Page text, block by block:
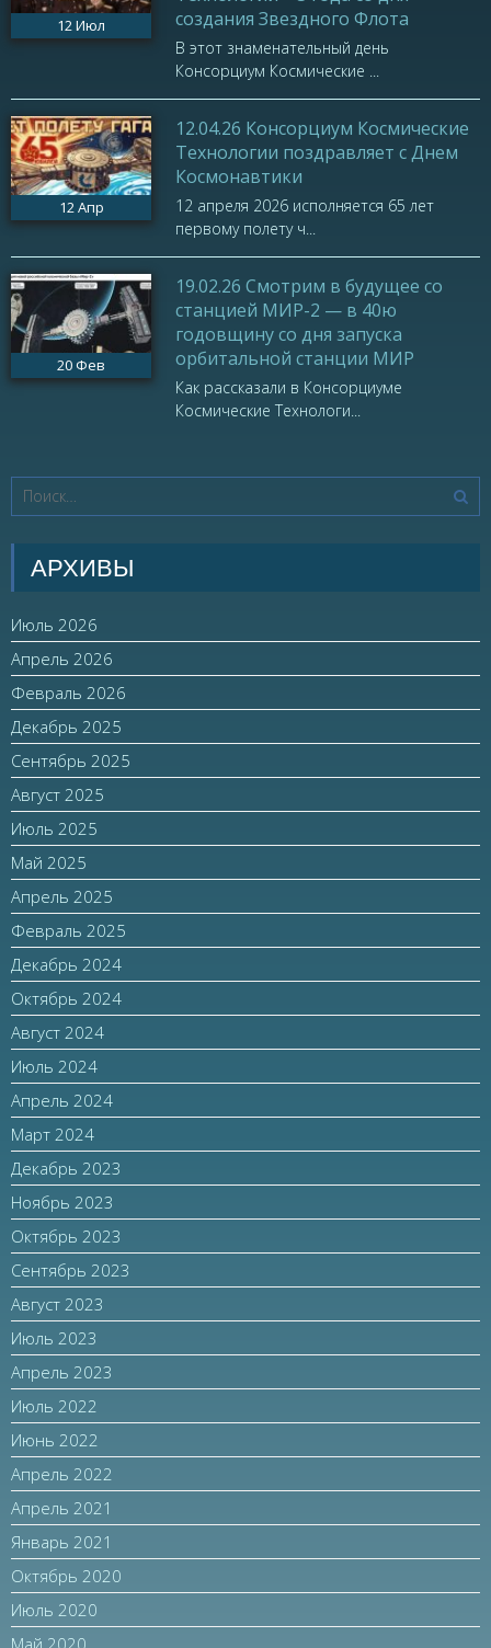
12Июл
создания Звездного Флота
В этот знаменательный день
Консорциум Космические ...
12Апр
12.04.26 Консорциум Космические
Технологии поздравляет с Днем
Космонавтики
12 апреля 2026 исполняется 65 лет
первому полету ч...
20 Фев
19.02.26 Смотрим в будущее со
станцией МИР-2 — в 40ю
годовщину со дня запуска
орбитальной станции МИР
Как рассказали в Консорциуме
Космические Технологи...
АРХИВЫ
Июль 2026
Апрель 2026
Февраль 2026
Декабрь 2025
Сентябрь 2025
Август 2025
Июль 2025
Май 2025
Апрель 2025
Февраль 2025
Декабрь 2024
Октябрь 2024
Август 2024
Июль 2024
Апрель 2024
Март 2024
Декабрь 2023
Ноябрь 2023
Октябрь 2023
Сентябрь 2023
Август 2023
Июль 2023
Апрель 2023
Июль 2022
Июнь 2022
Апрель 2022
Апрель 2021
Январь 2021
Октябрь 2020
Июль 2020
Май 2020